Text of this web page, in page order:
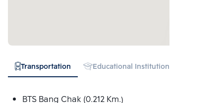
Transportation Educational Institution
BTS Bang Chak (0.212 Km.)